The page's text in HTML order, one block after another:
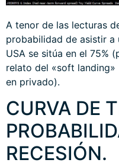
A tenor de las lecturas
probabilidad de asistir a
USA se sitúa en el 75%
relato del «soft
en privado).
CURVA DE
RECESIÓN.